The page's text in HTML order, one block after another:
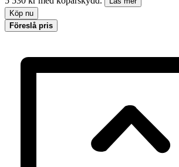
Köp nu
Föreslå pris